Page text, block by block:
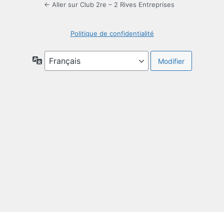
← Aller sur Club 2re – 2 Rives Entreprises
Politique de confidentialité
Langue